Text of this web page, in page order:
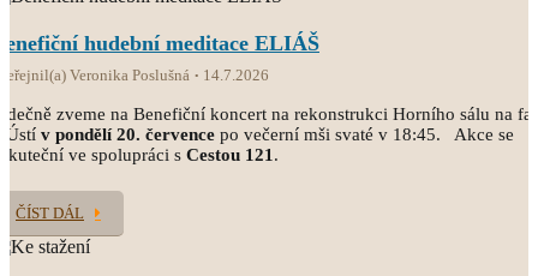
hudební meditace ELIÁŠ
Veronika Poslušná 14.7.2026
zveme na Benefiční koncert na rekonstrukci Horního sálu na
Ústí v pondělí 20. července po večerní mši svaté v 18:45. Akce se
ve spolupráci s Cestou 121 .
ČÍST DÁL